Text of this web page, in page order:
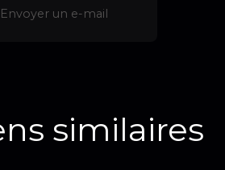
Envoyer un e-mail
similaires